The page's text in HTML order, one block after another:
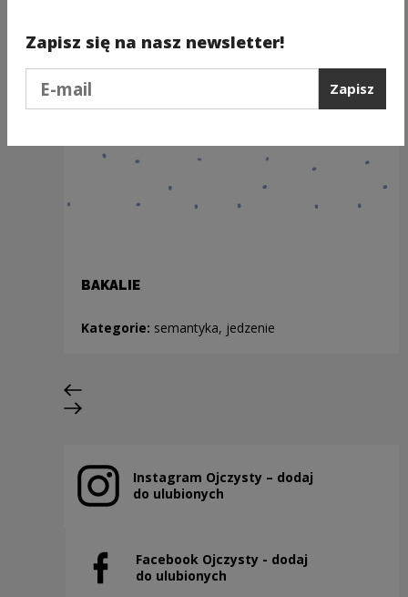
BAKALIE
Kategorie: semantyka, jedzenie
Poprzedni slajd
Następny slajd
Instagram Ojczysty – dodaj
do ulubionych
Uwaga, link zostanie otwarty w nowym oknie
Facebook Ojczysty - dodaj
do ulubionych
Uwaga, link zostanie otwarty w nowym oknie
Zapisz się na nasz newsletter!
Zapisz